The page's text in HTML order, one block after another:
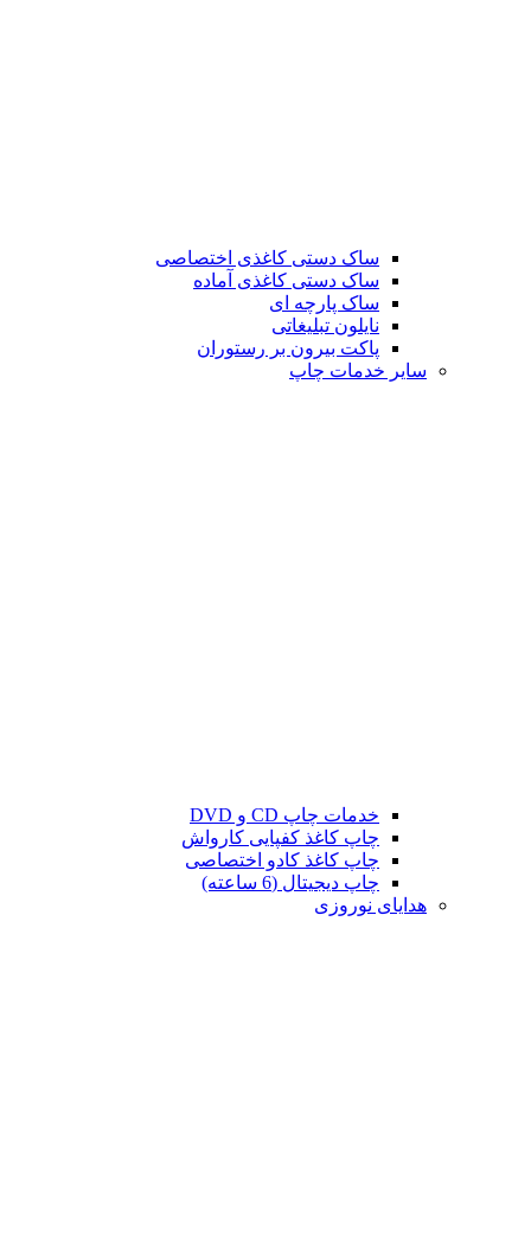
ساک دستی کاغذی اختصاصی
ساک دستی کاغذی آماده
ساک پارچه ای
نایلون تبلیغاتی
پاکت بیرون بر رستوران
سایر خدمات چاپ
خدمات چاپ CD و DVD
چاپ کاغذ کفپایی کارواش
چاپ کاغذ کادو اختصاصی
چاپ دیجیتال (6 ساعته)
هدایای نوروزی